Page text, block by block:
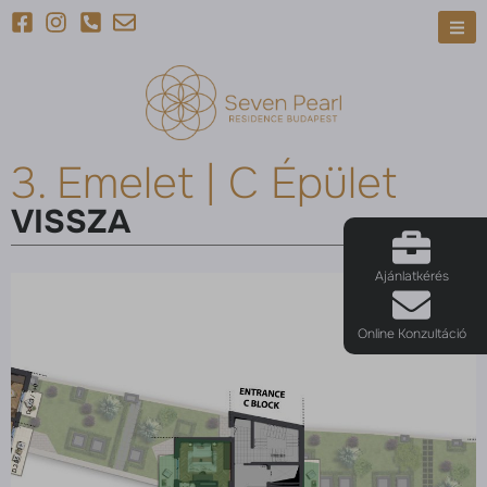
Ajánlatkérés
Online Konzultáció
3. Emelet | C Épület
VISSZA